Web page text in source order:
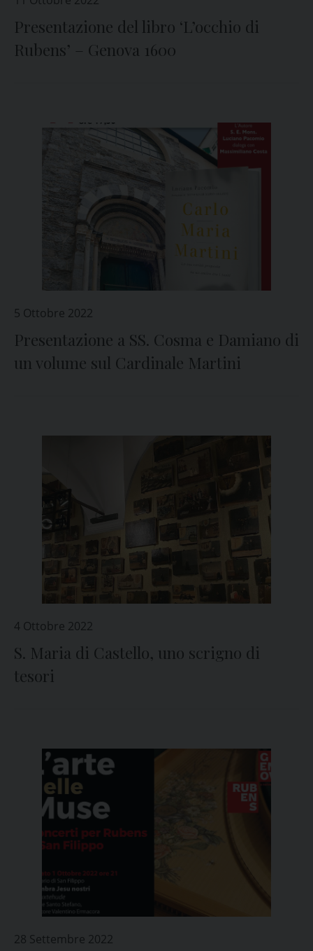
Presentazione del libro ‘L’occhio di
Rubens’ – Genova 1600
5 Ottobre 2022
Presentazione a SS. Cosma e Damiano di
un volume sul Cardinale Martini
4 Ottobre 2022
S. Maria di Castello, uno scrigno di
tesori
28 Settembre 2022